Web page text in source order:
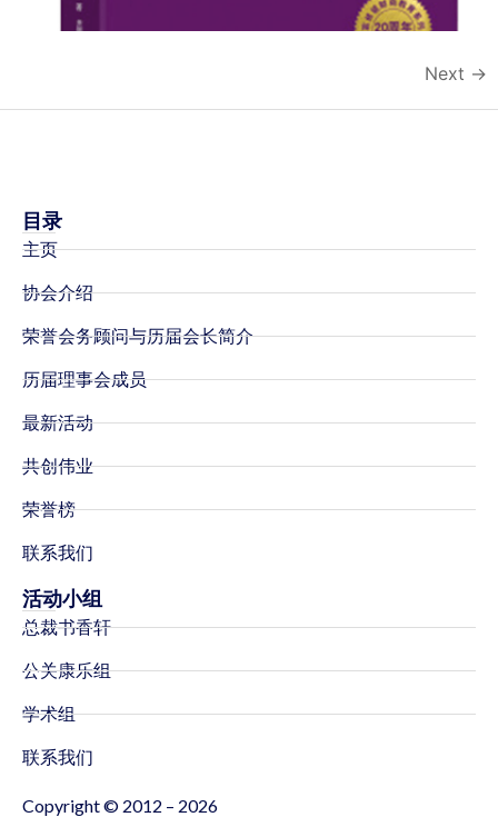
Next →
目录
主页
协会介绍
荣誉会务顾问与历届会长简介
历届理事会成员
最新活动
共创伟业
荣誉榜
联系我们
活动小组
总裁书香轩
公关康乐组
学术组
联系我们
Copyright © 2012 – 2026